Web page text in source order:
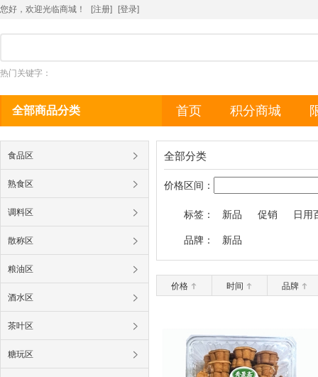
您好，欢迎光临商城！ [注册] [登录]
热门关键字：
全部商品分类 首页 积分商城
食品区
熟食区
调料区
散称区
粮油区
酒水区
茶叶区
糖玩区
全部分类
价格区间：
标签： 新品 促销 日用
品牌： 新品
价格 时间 品牌